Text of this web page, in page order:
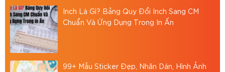
Website: https://baobiasia.com
Inch Là Gì? Bảng Quy Đổi Inch Sang CM
Chuẩn Và Ứng Dụng Trong In Ấn
99+ Mẫu Sticker Đẹp, Nhãn Dán, Hình Ảnh